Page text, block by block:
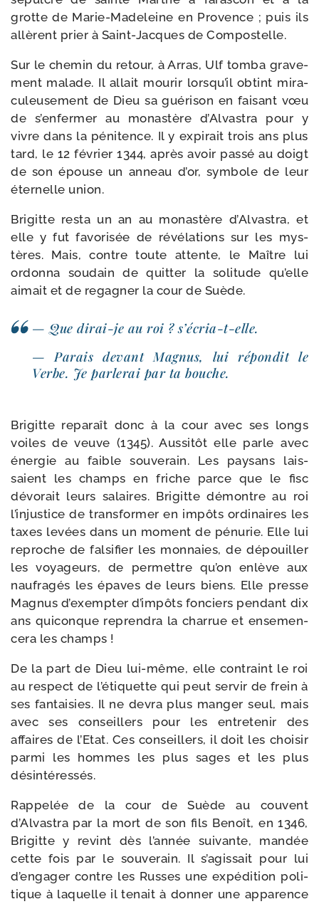
grotte de Marie-​Madeleine en Provence ; puis ils
allèrent prier à Saint-​Jacques de Compostelle.
Sur le che­min du retour, à Arras, Ulf tom­ba gra­ve­
ment malade. Il allait mou­rir lorsqu’il obtint mira­
cu­leu­se­ment de Dieu sa gué­ri­son en fai­sant vœu
de s’enfermer au monas­tère d’Alvastra pour y
vivre dans la péni­tence. Il y expi­rait trois ans plus
tard, le 12 février 1344, après avoir pas­sé au doigt
de son épouse un anneau d’or, sym­bole de leur
éter­nelle union.
Brigitte res­ta un an au monas­tère d’Alvastra, et
elle y fut favo­risée de révé­la­tions sur les mys­
tères. Mais, contre toute attente, le Maître lui
ordon­na sou­dain de quit­ter la soli­tude qu’elle
aimait et de rega­gner la cour de Suède.
— Que dirai-​je au roi ? s’écria-t-elle.
— Parais devant Magnus, lui répon­dit le
Verbe. Je par­le­rai par ta bouche.
Brigitte repa­raît donc à la cour avec ses longs
voiles de veuve (1345). Aussitôt elle parle avec
éner­gie au faible sou­ve­rain. Les pay­sans lais­
saient les champs en friche parce que le fisc
dévo­rait leurs salaires. Brigitte démontre au roi
l’injustice de trans­for­mer en impôts ordi­naires les
taxes levées dans un moment de pénu­rie. Elle lui
reproche de fal­si­fier les mon­naies, de dépouiller
les voya­geurs, de per­mettre qu’on enlève aux
nau­fra­gés les épaves de leurs biens. Elle presse
Magnus d’exempter d’impôts fon­ciers pen­dant dix
ans qui­conque repren­dra la char­rue et ense­men­
ce­ra les champs !
De la part de Dieu lui-​même, elle contraint le roi
au res­pect de l’étiquette qui peut ser­vir de frein à
ses fan­tai­sies. Il ne devra plus man­ger seul, mais
avec ses conseillers pour les entre­te­nir des
affaires de l’Etat. Ces conseillers, il doit les choi­sir
par­mi les hommes les plus sages et les plus
désintéressés.
Rappelée de la cour de Suède au couvent
d’Alvastra par la mort de son fils Benoît, en 1346,
Brigitte y revint dès l’année sui­vante, man­dée
cette fois par le sou­ve­rain. Il s’agissait pour lui
d’engager contre les Russes une expé­di­tion poli­
tique à laquelle il tenait à don­ner une appa­rence